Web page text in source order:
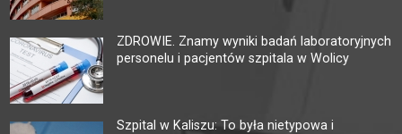
ZDROWIE. Znamy wyniki badań laboratoryjnych
personelu i pacjentów szpitala w Wolicy
Szpital w Kaliszu: To była nietypowa i